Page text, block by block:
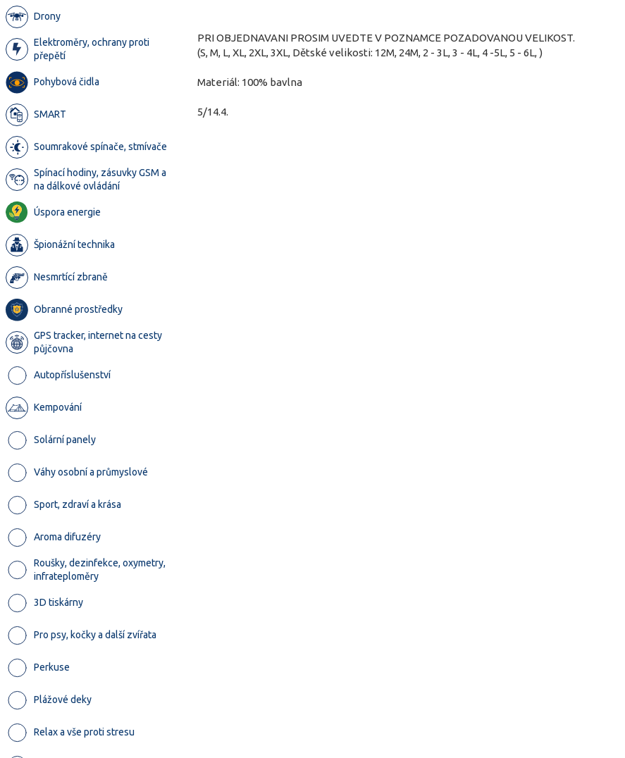
Drony
Elektroměry, ochrany proti
přepětí
Pohybová čidla
SMART
Soumrakové spínače, stmívače
Spínací hodiny, zásuvky GSM a
na dálkové ovládání
Úspora energie
Špionážní technika
Nesmrtící zbraně
Obranné prostředky
GPS tracker, internet na cesty
půjčovna
Autopříslušenství
Kempování
Solární panely
Váhy osobní a průmyslové
Sport, zdraví a krása
Aroma difuzéry
Roušky, dezinfekce, oxymetry,
infrateploměry
3D tiskárny
Pro psy, kočky a další zvířata
Perkuse
Plážové deky
Relax a vše proti stresu
PRI OBJEDNAVANI PROSIM UVEDTE V POZNAMCE POZADOVANOU VELIKOST.
(S, M, L, XL, 2XL, 3XL, Dětské velikosti: 12M, 24M, 2 - 3L, 3 - 4L, 4 -5L, 5 - 6L, )
Materiál: 100% bavlna
5/14.4.